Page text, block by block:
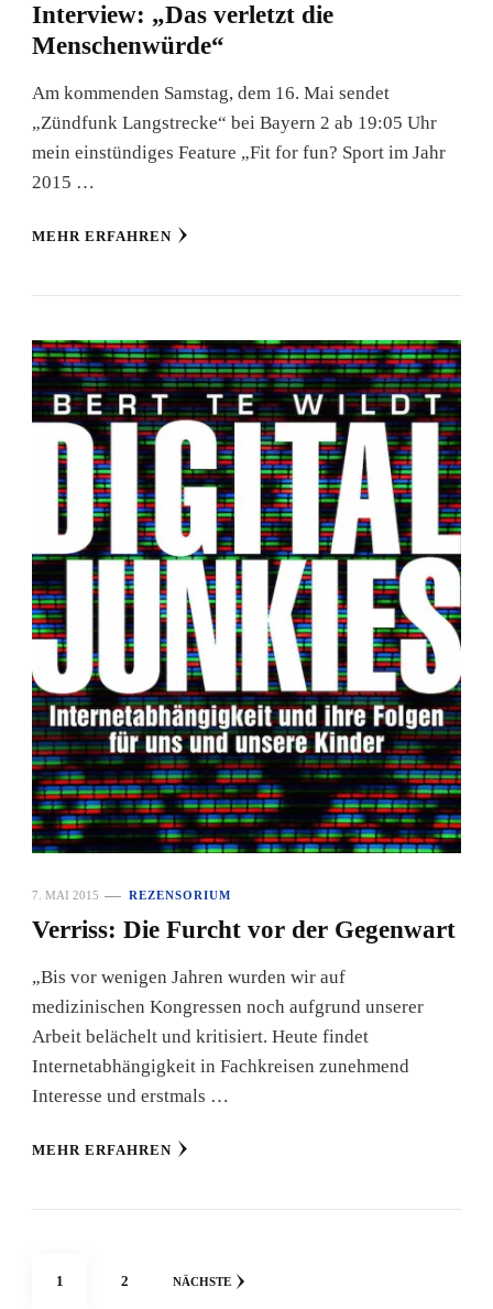
Interview: „Das verletzt die
Menschenwürde“
Am kommenden Samstag, dem 16. Mai sendet
„Zündfunk Langstrecke“ bei Bayern 2 ab 19:05 Uhr
mein einstündiges Feature „Fit for fun? Sport im Jahr
2015 …
MEHR ERFAHREN
7. MAI 2015 REZENSORIUM
Verriss: Die Furcht vor der Gegenwart
„Bis vor wenigen Jahren wurden wir auf
medizinischen Kongressen noch aufgrund unserer
Arbeit belächelt und kritisiert. Heute findet
Internetabhängigkeit in Fachkreisen zunehmend
Interesse und erstmals …
MEHR ERFAHREN
Seitennummerierung
SEITE
1 SEITE
2 NÄCHSTE